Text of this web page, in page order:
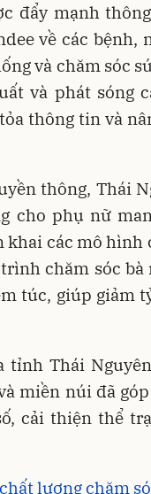
đẩy mạnh
về các bệnh,
và chăm sóc
và phát sóng
thông tin và
thông, Thái
cho phụ nữ
các mô hình
chăm sóc
túc, giúp giảm
tỉnh Thái
miền núi đã
cải thiện thể
lượng chăm